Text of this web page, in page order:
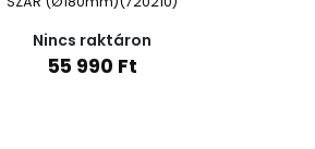
Nincs raktáron
55 990 Ft